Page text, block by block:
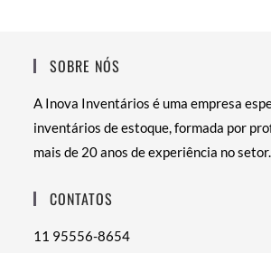
SOBRE NÓS
A Inova Inventários é uma empresa
inventários de estoque, formada por
mais de 20 anos de experiência no setor.
CONTATOS
11 95556-8654